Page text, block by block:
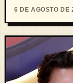
6 DE AGOSTO DE